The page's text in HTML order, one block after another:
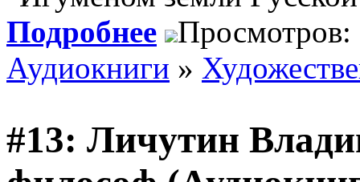
Подробнее
Просмотров:
Аудиокниги »
#13: Личутин